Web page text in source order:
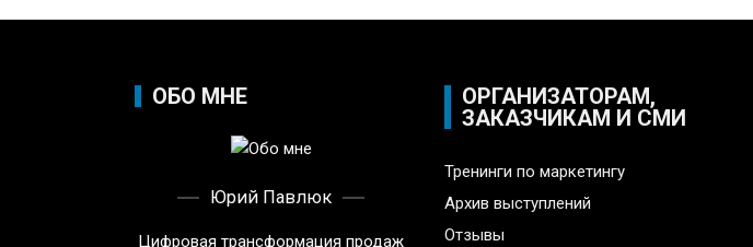
ОБО МНЕ
Юрий Павлюк
Цифровая трансформация продаж
ОРГАНИЗАТОРАМ,
ЗАКАЗЧИКАМ И СМИ
Тренинги по маркетингу
Архив выступлений
Отзывы